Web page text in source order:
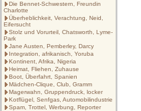
Die Bennet-Schwestern, Freundin
Charlotte
Überheblichkeit, Verachtung, Neid,
Eifersucht
Stolz und Vorurteil, Chatsworth, Lyme-
Park
Jane Austen, Pemberley, Darcy
Integration, afrikanisch, Yoruba
Kontinent, Afrika, Nigeria
Heimat, Fliehen, Zuhause
Boot, Überfahrt, Spanien
Mädchen-Clique, Club, Gramm
Magerwahn, Gruppendruck, locker
Kotflügel, Senfgas, Automobilindustrie
Spam, Trottel, Werbung, Reporter